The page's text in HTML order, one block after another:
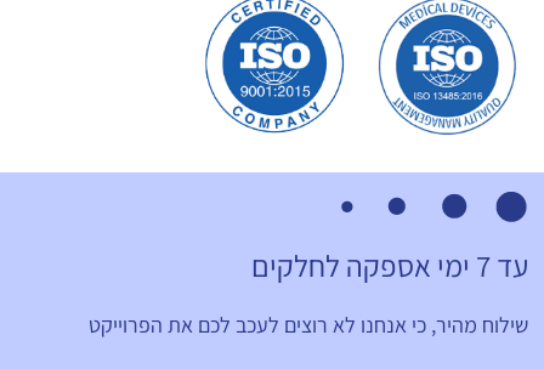
עד 7 ימי אספקה לחלקים
שילוח מהיר, כי אנחנו לא רוצים לעכב לכם את הפרוייקט